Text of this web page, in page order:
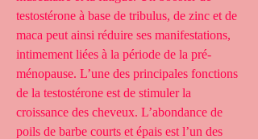
testostérone à base de tribulus, de zinc et de
maca peut ainsi réduire ses manifestations,
intimement liées à la période de la pré-
ménopause. L’une des principales fonctions
de la testostérone est de stimuler la
croissance des cheveux. L’abondance de
poils de barbe courts et épais est l’un des